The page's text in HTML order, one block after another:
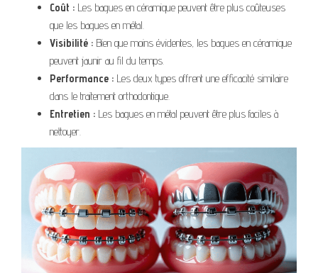
Coût : Les bagues en céramique peuvent être plus coûteuses
que les bagues en métal.
Visibilité : Bien que moins évidentes, les bagues en céramique
peuvent jaunir au fil du temps.
Performance : Les deux types offrent une efficacité similaire
dans le traitement orthodontique.
Entretien : Les bagues en métal peuvent être plus faciles à
nettoyer.